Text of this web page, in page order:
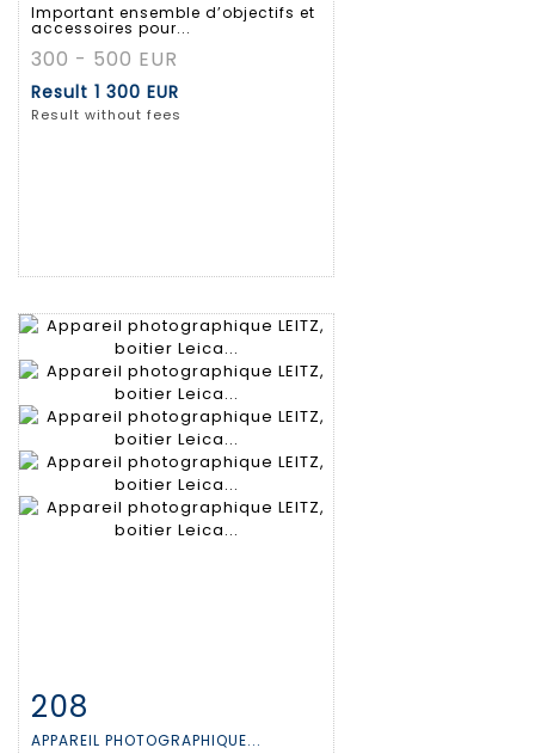
Important ensemble d’objectifs et
accessoires pour...
300 - 500 EUR
Result 1 300 EUR
Result without fees
Item detail
208
APPAREIL PHOTOGRAPHIQUE...